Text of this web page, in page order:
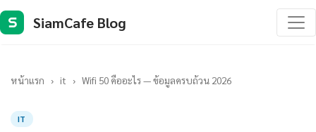
S SiamCafe Blog
หน้าแรก › it › Wifi 50 คืออะไร — ข้อมูลครบถ้วน 2026
IT